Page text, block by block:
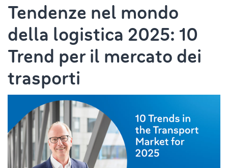
Tendenze nel mondo
della logistica 2025: 10
Trend per il mercato dei
trasporti